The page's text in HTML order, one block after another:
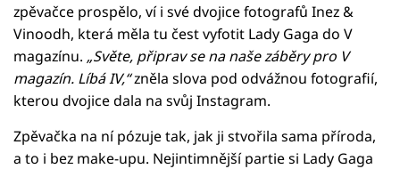
zpěvačce prospělo, ví i své dvojice fotografů Inez &
Vinoodh, která měla tu čest vyfotit Lady Gaga do V
magazínu. „Světe, připrav se na naše záběry pro V
magazín. Líbá IV,“zněla slova pod odvážnou fotografií,
kterou dvojice dala na svůj Instagram.
Zpěvačka na ní pózuje tak, jak ji stvořila sama příroda,
a to i bez make-upu. Nejintimnější partie si Lady Gaga